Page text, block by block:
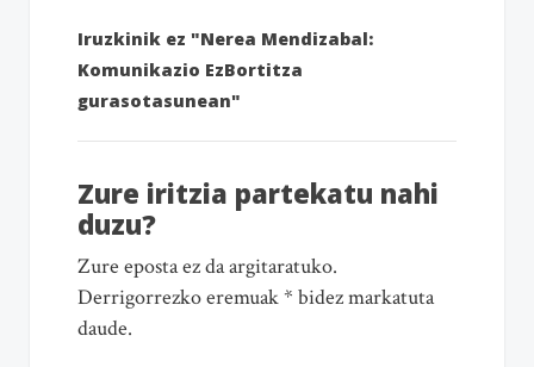
Iruzkinik ez "Nerea Mendizabal:
Komunikazio EzBortitza
gurasotasunean"
Zure iritzia partekatu nahi
duzu?
Zure eposta ez da argitaratuko.
Derrigorrezko eremuak * bidez markatuta
daude.